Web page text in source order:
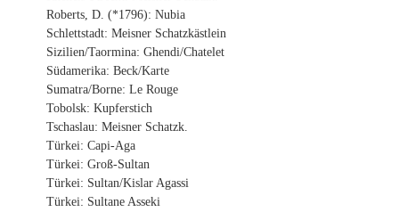
Roberts, D. (*1796): Nubia
Schlettstadt: Meisner Schatzkästlein
Sizilien/Taormina: Ghendi/Chatelet
Südamerika: Beck/Karte
Sumatra/Borne: Le Rouge
Tobolsk: Kupferstich
Tschaslau: Meisner Schatzk.
Türkei: Capi-Aga
Türkei: Groß-Sultan
Türkei: Sultan/Kislar Agassi
Türkei: Sultane Asseki